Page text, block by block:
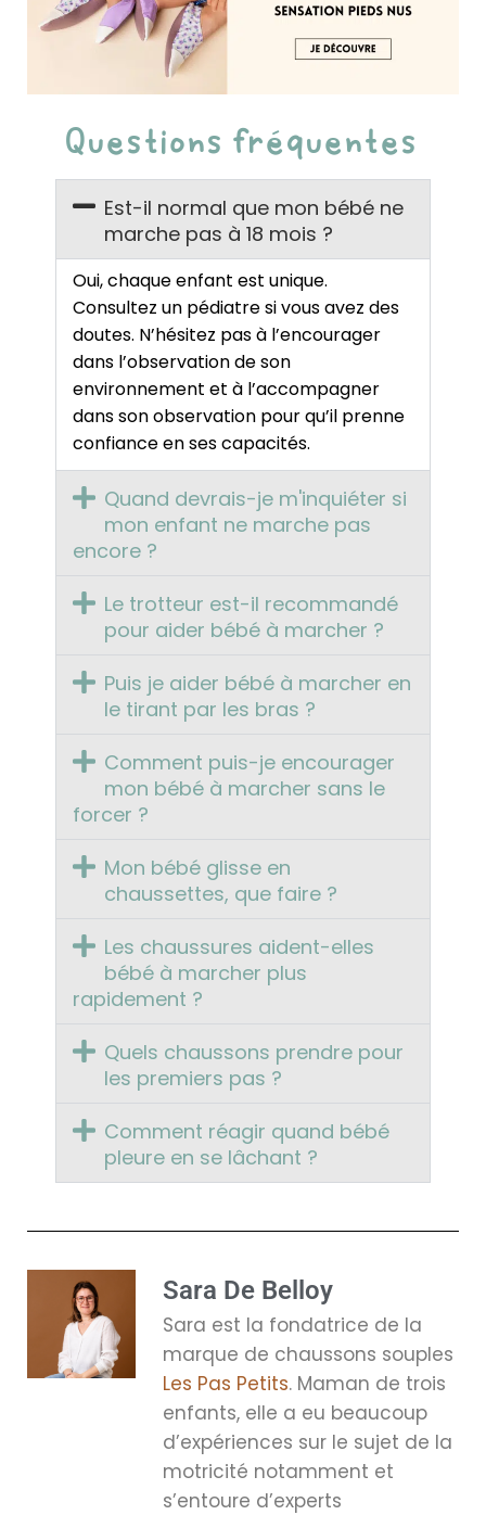
Questions fréquentes
Est-il normal que mon bébé ne
marche pas à 18 mois ?
Oui, chaque enfant est unique.
Consultez un pédiatre si vous avez des
doutes. N’hésitez pas à l’encourager
dans l’observation de son
environnement et à l’accompagner
dans son observation pour qu’il prenne
confiance en ses capacités.
Quand devrais-je m'inquiéter si
mon enfant ne marche pas
encore ?
Le trotteur est-il recommandé
pour aider bébé à marcher ?
Puis je aider bébé à marcher en
le tirant par les bras ?
Comment puis-je encourager
mon bébé à marcher sans le
forcer ?
Mon bébé glisse en
chaussettes, que faire ?
Les chaussures aident-elles
bébé à marcher plus
rapidement ?
Quels chaussons prendre pour
les premiers pas ?
Comment réagir quand bébé
pleure en se lâchant ?
Sara De Belloy
Sara est la fondatrice de la
marque de chaussons souples
Les Pas Petits. Maman de trois
enfants, elle a eu beaucoup
d’expériences sur le sujet de la
motricité notamment et
s’entoure d’experts